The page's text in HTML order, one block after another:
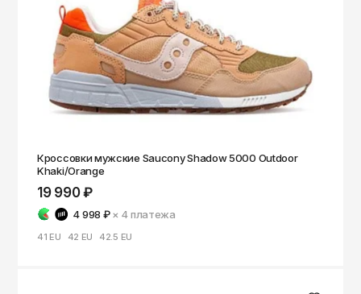
Кроссовки мужские Saucony Shadow 5000 Outdoor
Khaki/Orange
19 990 ₽
4 998 ₽ × 4платежа
41 EU 42 EU 42.5 EU